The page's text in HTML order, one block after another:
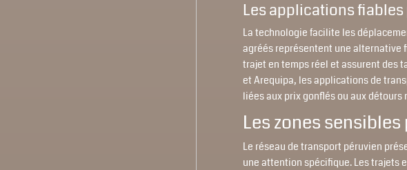
Les applications
La technologie facilite les
agréés représentent une alternative
trajet en temps réel et assurent des
et Arequipa, les applications de
liées aux prix gonflés ou aux détours
Les zones
Le réseau de transport péruvien
une attention spécifique. Les trajets